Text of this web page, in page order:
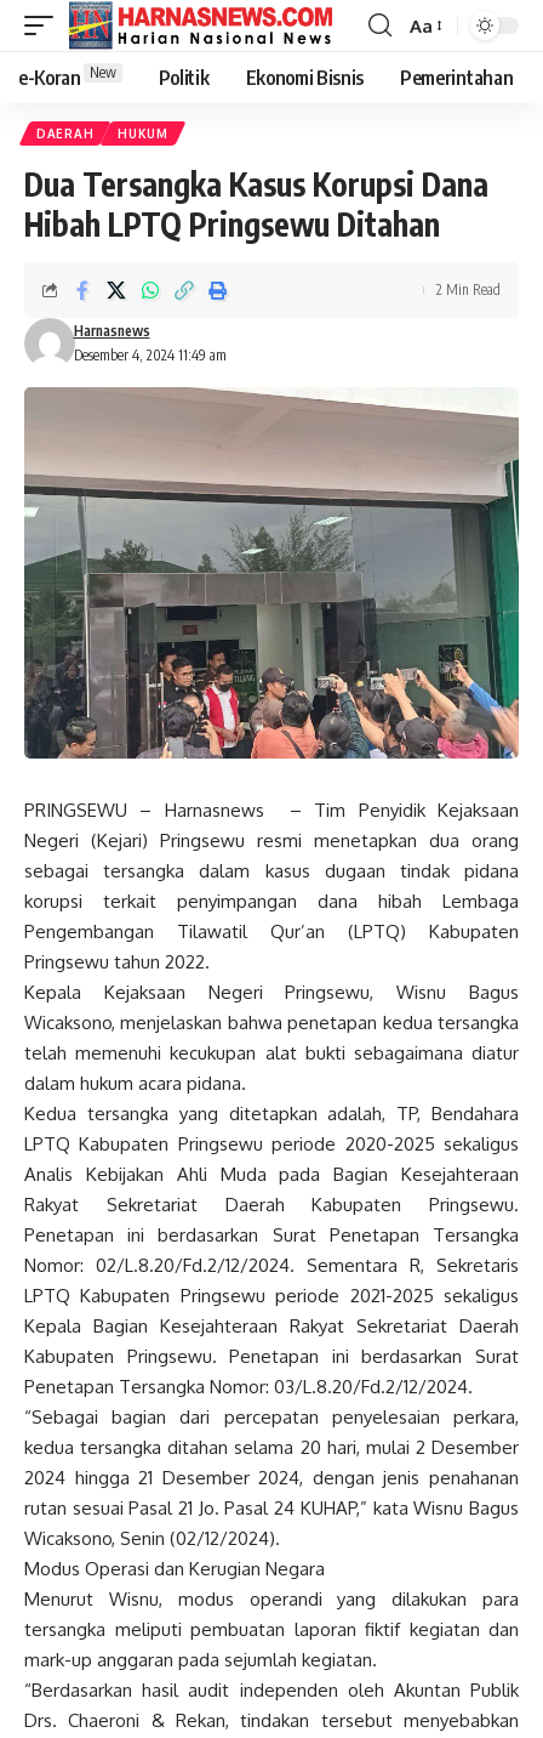
Aa
e-Koran New Politik Ekonomi Bisnis Pemerintahan
DAERAH HUKUM
Dua Tersangka Kasus Korupsi Dana
Hibah LPTQ Pringsewu Ditahan
Desember 4, 2024 11:49 am
Harnasnews
2 Min Read
PRINGSEWU – Harnasnews – Tim Penyidik Kejaksaan
Negeri (Kejari) Pringsewu resmi menetapkan dua orang
sebagai tersangka dalam kasus dugaan tindak pidana
korupsi terkait penyimpangan dana hibah Lembaga
Pengembangan Tilawatil Qur’an (LPTQ) Kabupaten
Pringsewu tahun 2022.
Kepala Kejaksaan Negeri Pringsewu, Wisnu Bagus
Wicaksono, menjelaskan bahwa penetapan kedua tersangka
telah memenuhi kecukupan alat bukti sebagaimana diatur
dalam hukum acara pidana.
Kedua tersangka yang ditetapkan adalah, TP, Bendahara
LPTQ Kabupaten Pringsewu periode 2020-2025 sekaligus
Analis Kebijakan Ahli Muda pada Bagian Kesejahteraan
Rakyat Sekretariat Daerah Kabupaten Pringsewu.
Penetapan ini berdasarkan Surat Penetapan Tersangka
Nomor: 02/L.8.20/Fd.2/12/2024. Sementara R, Sekretaris
LPTQ Kabupaten Pringsewu periode 2021-2025 sekaligus
Kepala Bagian Kesejahteraan Rakyat Sekretariat Daerah
Kabupaten Pringsewu. Penetapan ini berdasarkan Surat
Penetapan Tersangka Nomor: 03/L.8.20/Fd.2/12/2024.
“Sebagai bagian dari percepatan penyelesaian perkara,
kedua tersangka ditahan selama 20 hari, mulai 2 Desember
2024 hingga 21 Desember 2024, dengan jenis penahanan
rutan sesuai Pasal 21 Jo. Pasal 24 KUHAP,” kata Wisnu Bagus
Wicaksono, Senin (02/12/2024).
Modus Operasi dan Kerugian Negara
Menurut Wisnu, modus operandi yang dilakukan para
tersangka meliputi pembuatan laporan fiktif kegiatan dan
mark-up anggaran pada sejumlah kegiatan.
“Berdasarkan hasil audit independen oleh Akuntan Publik
Drs. Chaeroni & Rekan, tindakan tersebut menyebabkan